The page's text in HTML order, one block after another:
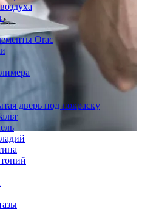
Orac
дверь под покраску